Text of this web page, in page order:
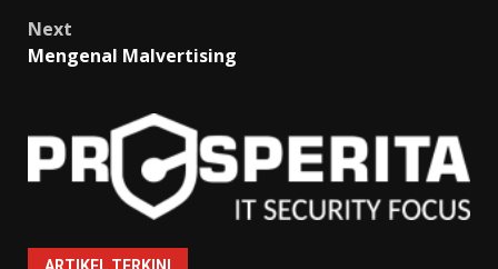
Next
Mengenal Malvertising
ARTIKEL TERKINI